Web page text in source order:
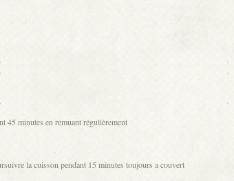
45 minutes en remuant régulièrement
la cuisson pendant 15 minutes toujours a couvert